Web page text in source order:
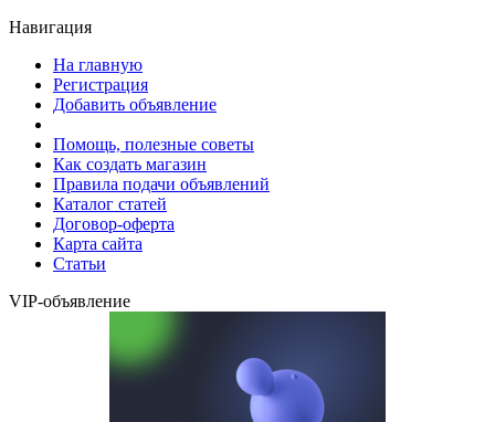
Навигация
На главную
Регистрация
Добавить объявление
Помощь, полезные советы
Как создать магазин
Правила подачи объявлений
Каталог статей
Договор-оферта
Карта сайта
Статьи
VIP-объявление